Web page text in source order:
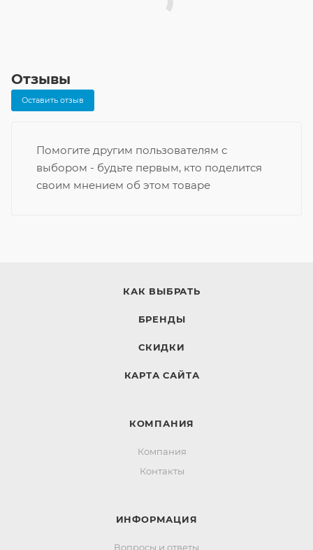
Отзывы
Оставить отзыв
Помогите другим пользователям с
выбором - будьте первым, кто поделится
своим мнением об этом товаре
КАК ВЫБРАТЬ
БРЕНДЫ
СКИДКИ
КАРТА САЙТА
КОМПАНИЯ
Компания
Контакты
ИНФОРМАЦИЯ
Вопросы и ответы